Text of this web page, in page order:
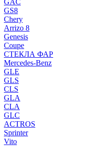
GAC
GS8
Chery
Arrizo 8
Genesis
Coupe
СТЕКЛА ФАР
Mercedes-Benz
GLE
GLS
CLS
GLA
CLA
GLC
ACTROS
Sprinter
Vito